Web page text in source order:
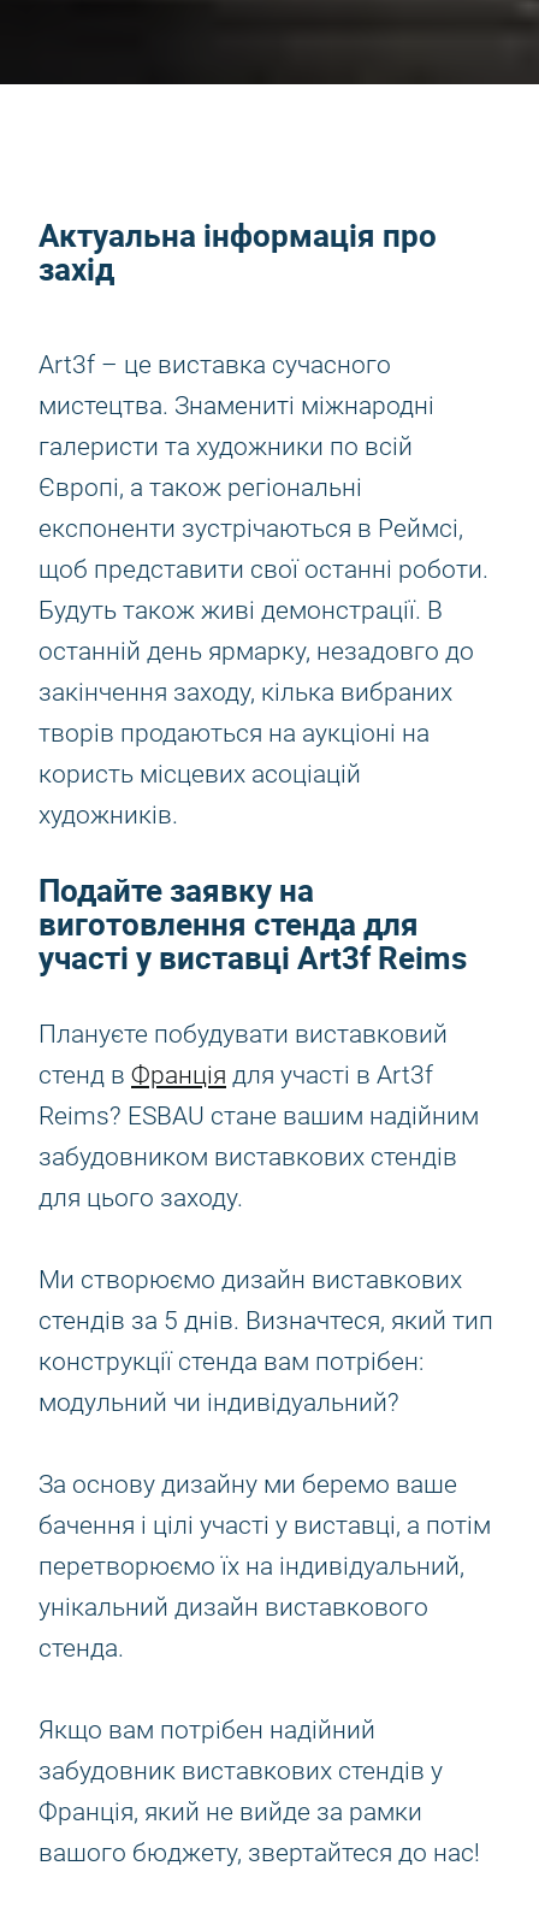
Актуальна інформація про
захід
Art3f – це виставка сучасного
мистецтва. Знамениті міжнародні
галеристи та художники по всій
Європі, а також регіональні
експоненти зустрічаються в Реймсі,
щоб представити свої останні роботи.
Будуть також живі демонстрації. В
останній день ярмарку, незадовго до
закінчення заходу, кілька вибраних
творів продаються на аукціоні на
користь місцевих асоціацій
художників.
Подайте заявку на
виготовлення стенда для
участі у виставці Art3f Reims
Плануєте побудувати виставковий
стенд в Франція для участі в Art3f
Reims? ESBAU стане вашим надійним
забудовником виставкових стендів
для цього заходу.
Ми створюємо дизайн виставкових
стендів за 5 днів. Визначтеся, який тип
конструкції стенда вам потрібен:
модульний чи індивідуальний?
За основу дизайну ми беремо ваше
бачення і цілі участі у виставці, а потім
перетворюємо їх на індивідуальний,
унікальний дизайн виставкового
стенда.
Якщо вам потрібен надійний
забудовник виставкових стендів у
Франція, який не вийде за рамки
вашого бюджету, звертайтеся до нас!